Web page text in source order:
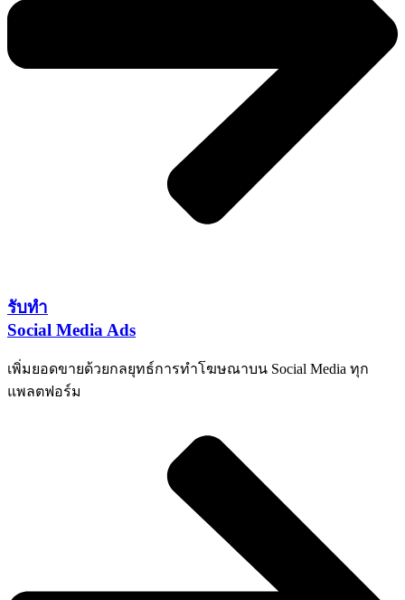
รับทำ
Social Media Ads
เพิ่มยอดขายด้วยกลยุทธ์การทำโฆษณาบน Social Media ทุก
แพลตฟอร์ม